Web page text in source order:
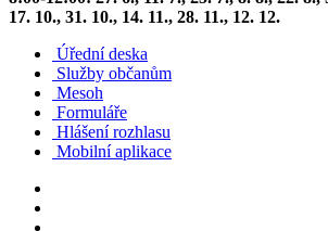
17. 10., 31. 10., 14. 11., 28. 11., 12. 12.
Úřední deska
Služby občanům
Mesoh
Formuláře
Hlášení rozhlasu
Mobilní aplikace